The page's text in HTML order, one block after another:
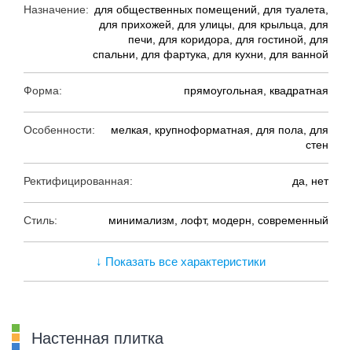
Назначение: для общественных помещений, для туалета,
для прихожей, для улицы, для крыльца, для
печи, для коридора, для гостиной, для
спальни, для фартука, для кухни, для ванной
Форма: прямоугольная, квадратная
Особенности:
мелкая, крупноформатная, для пола, для
стен
Ректифицированная: да, нет
Стиль: минимализм, лофт, модерн, современный
↓ Показать все характеристики
Настенная плитка